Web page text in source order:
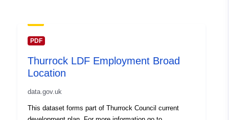
PDF
Thurrock LDF Employment Broad
Location
data.gov.uk
This dataset forms part of Thurrock Council current